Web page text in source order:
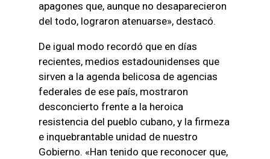
apagones que, aunque no desaparecieron
del todo, lograron atenuarse», destacó.
De igual modo recordó que en días
recientes, medios estadounidenses que
sirven a la agenda belicosa de agencias
federales de ese país, mostraron
desconcierto frente a la heroica
resistencia del pueblo cubano, y la firmeza
e inquebrantable unidad de nuestro
Gobierno. «Han tenido que reconocer que,